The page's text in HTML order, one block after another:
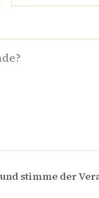
stimme der